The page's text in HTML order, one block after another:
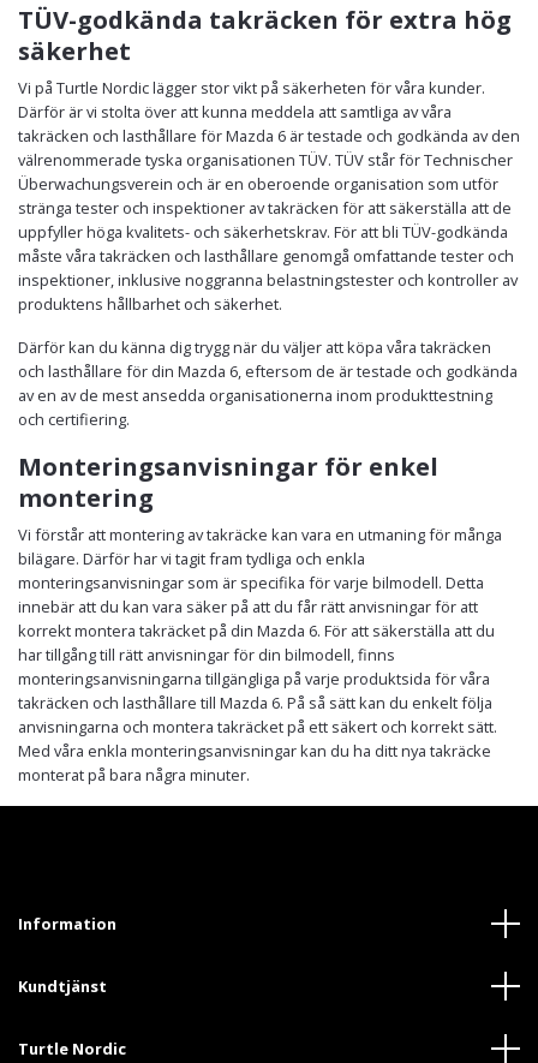
TÜV-godkända takräcken för extra hög
säkerhet
Vi på Turtle Nordic lägger stor vikt på säkerheten för våra kunder.
Därför är vi stolta över att kunna meddela att samtliga av våra
takräcken och lasthållare för Mazda 6 är testade och godkända av den
välrenommerade tyska organisationen TÜV. TÜV står för Technischer
Überwachungsverein och är en oberoende organisation som utför
stränga tester och inspektioner av takräcken för att säkerställa att de
uppfyller höga kvalitets- och säkerhetskrav. För att bli TÜV-godkända
måste våra takräcken och lasthållare genomgå omfattande tester och
inspektioner, inklusive noggranna belastningstester och kontroller av
produktens hållbarhet och säkerhet.
Därför kan du känna dig trygg när du väljer att köpa våra takräcken
och lasthållare för din Mazda 6, eftersom de är testade och godkända
av en av de mest ansedda organisationerna inom produkttestning
och certifiering.
Monteringsanvisningar för enkel
montering
Vi förstår att montering av takräcke kan vara en utmaning för många
bilägare. Därför har vi tagit fram tydliga och enkla
monteringsanvisningar som är specifika för varje bilmodell. Detta
innebär att du kan vara säker på att du får rätt anvisningar för att
korrekt montera takräcket på din Mazda 6. För att säkerställa att du
har tillgång till rätt anvisningar för din bilmodell, finns
monteringsanvisningarna tillgängliga på varje produktsida för våra
takräcken och lasthållare till Mazda 6. På så sätt kan du enkelt följa
anvisningarna och montera takräcket på ett säkert och korrekt sätt.
Med våra enkla monteringsanvisningar kan du ha ditt nya takräcke
monterat på bara några minuter.
Information
Kundtjänst
Turtle Nordic